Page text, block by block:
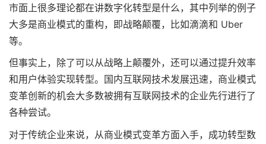
市面上很多理论都在讲数字化转型是什么，其中列举的例子
大多是商业模式的重构，即战略颠覆，比如滴滴和 Uber
等。
但事实上，除了可以从战略上颠覆外，还可以通过提升效率
和用户体验实现转型。国内互联网技术发展迅速，商业模式
变革创新的机会大多数被拥有互联网技术的企业先行进行了
各种尝试。
对于传统企业来说，从商业模式变革方面入手，成功转型数